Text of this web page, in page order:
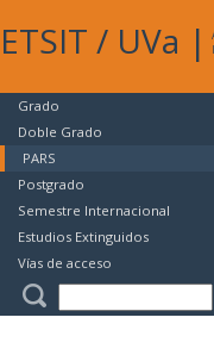
ETSIT / UVa |
Grado
Doble Grado
PARS
Postgrado
Semestre Internacional
Estudios Extinguidos
Vías de acceso